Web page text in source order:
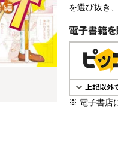
を選び抜き
電子書籍で購
※ 電子書店